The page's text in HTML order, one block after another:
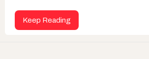
Keep Reading